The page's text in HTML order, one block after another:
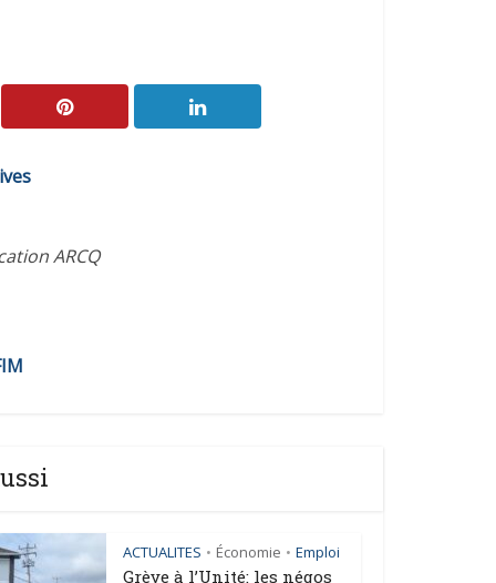
ARCQ
ACTUALITES • Économie • Emploi
Grève à l’Unité: les négos